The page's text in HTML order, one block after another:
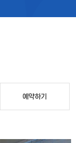
예약하기